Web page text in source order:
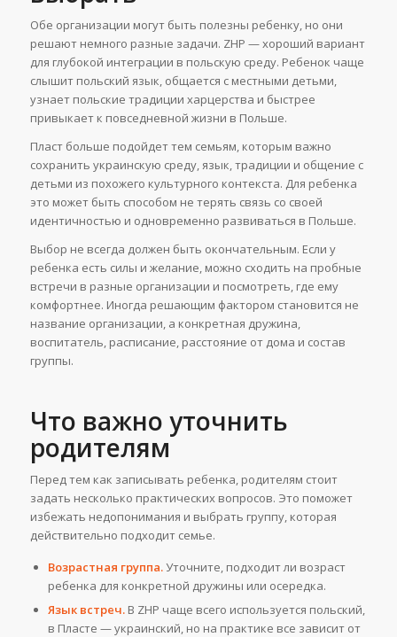
Обе организации могут быть полезны ребенку, но они
решают немного разные задачи. ZHP — хороший вариант
для глубокой интеграции в польскую среду. Ребенок чаще
слышит польский язык, общается с местными детьми,
узнает польские традиции харцерства и быстрее
привыкает к повседневной жизни в Польше.
Пласт больше подойдет тем семьям, которым важно
сохранить украинскую среду, язык, традиции и общение с
детьми из похожего культурного контекста. Для ребенка
это может быть способом не терять связь со своей
идентичностью и одновременно развиваться в Польше.
Выбор не всегда должен быть окончательным. Если у
ребенка есть силы и желание, можно сходить на пробные
встречи в разные организации и посмотреть, где ему
комфортнее. Иногда решающим фактором становится не
название организации, а конкретная дружина,
воспитатель, расписание, расстояние от дома и состав
группы.
Что важно уточнить
родителям
Перед тем как записывать ребенка, родителям стоит
задать несколько практических вопросов. Это поможет
избежать недопонимания и выбрать группу, которая
действительно подходит семье.
Возрастная группа.Уточните, подходит ли возраст
ребенка для конкретной дружины или осередка.
Язык встреч.В ZHP чаще всего используется польский,
в Пласте — украинский, но на практике все зависит от